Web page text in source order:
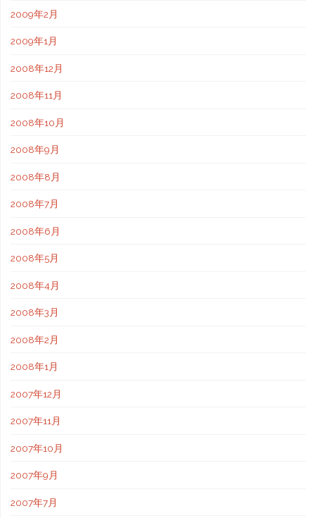
2009年2月
2009年1月
2008年12月
2008年11月
2008年10月
2008年9月
2008年8月
2008年7月
2008年6月
2008年5月
2008年4月
2008年3月
2008年2月
2008年1月
2007年12月
2007年11月
2007年10月
2007年9月
2007年7月